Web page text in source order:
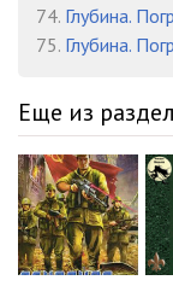
74. Глубина.
75. Глубина.
Еще из